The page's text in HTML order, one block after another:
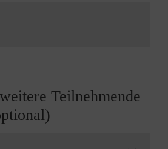
Teilnehmende